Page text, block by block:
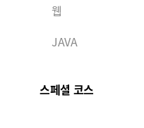
웹
JAVA
스페셜 코스